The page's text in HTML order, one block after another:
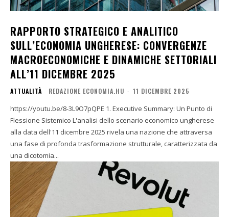
RAPPORTO STRATEGICO E ANALITICO
SULL’ECONOMIA UNGHERESE: CONVERGENZE
MACROECONOMICHE E DINAMICHE SETTORIALI
ALL’11 DICEMBRE 2025
ATTUALITÀ REDAZIONE ECONOMIA.HU - 11 DICEMBRE 2025
https://youtu.be/8-3L9O7pQPE 1. Executive Summary: Un Punto di
Flessione Sistemico L'analisi dello scenario economico ungherese
alla data dell'11 dicembre 2025 rivela una nazione che attraversa
una fase di profonda trasformazione strutturale, caratterizzata da
una dicotomia...